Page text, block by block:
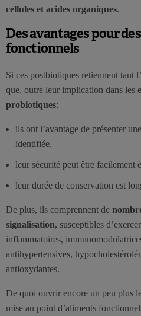
cellules et acides organiques.
Des avantages pour
fonctionnels
Si ces postbiotiques retiennent tant
que, outre leur implication dans les
probiotiques:
ils ont l’avantage de présenter
identifiée,
leur sécurité peut être facilement
leur durée de conservation est
De plus, ils comprennent de
signalisation, susceptibles
inflammatoires,
antihypertensives,
antioxydantes.
De quoi ouvrir encore un peu plus
mise au point d’aliments